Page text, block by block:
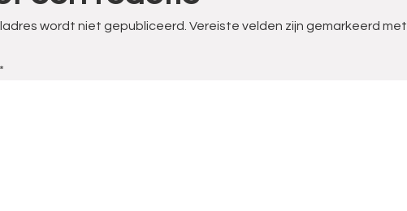
wordt niet gepubliceerd. Vereiste velden zijn gemarkeerd met
*